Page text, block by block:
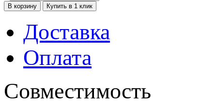
Доставка
Оплата
Совместимость